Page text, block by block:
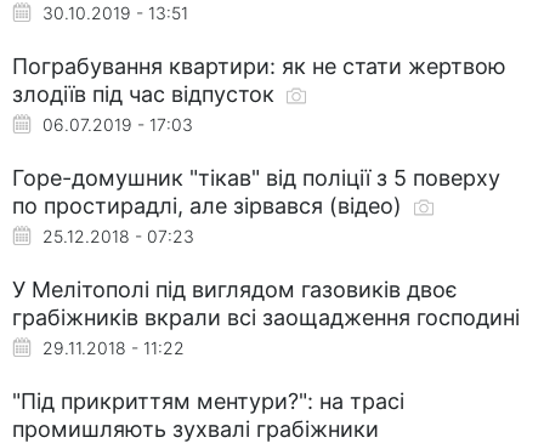
30.10.2019 - 13:51
Пограбування квартири: як не стати жертвою
злодіїв під час відпусток
06.07.2019 - 17:03
Горе-домушник "тікав" від поліції з 5 поверху
по простирадлі, але зірвався (відео)
25.12.2018 - 07:23
У Мелітополі під виглядом газовиків двоє
грабіжників вкрали всі заощадження господині
29.11.2018 - 11:22
"Під прикриттям ментури?": на трасі
промишляють зухвалі грабіжники